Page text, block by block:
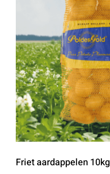
Friet aardappelen 10kg